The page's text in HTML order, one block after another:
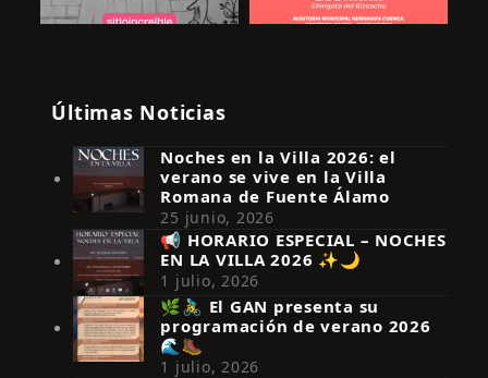
Síguenos en Instagram
Últimas Noticias
Noches en la Villa 2026: el
verano se vive en la Villa
Romana de Fuente Álamo
25 junio, 2026
📢 HORARIO ESPECIAL – NOCHES
EN LA VILLA 2026 ✨🌙
1 julio, 2026
🌿🚴‍♂️ El GAN presenta su
programación de verano 2026
🌊🥾
1 julio, 2026